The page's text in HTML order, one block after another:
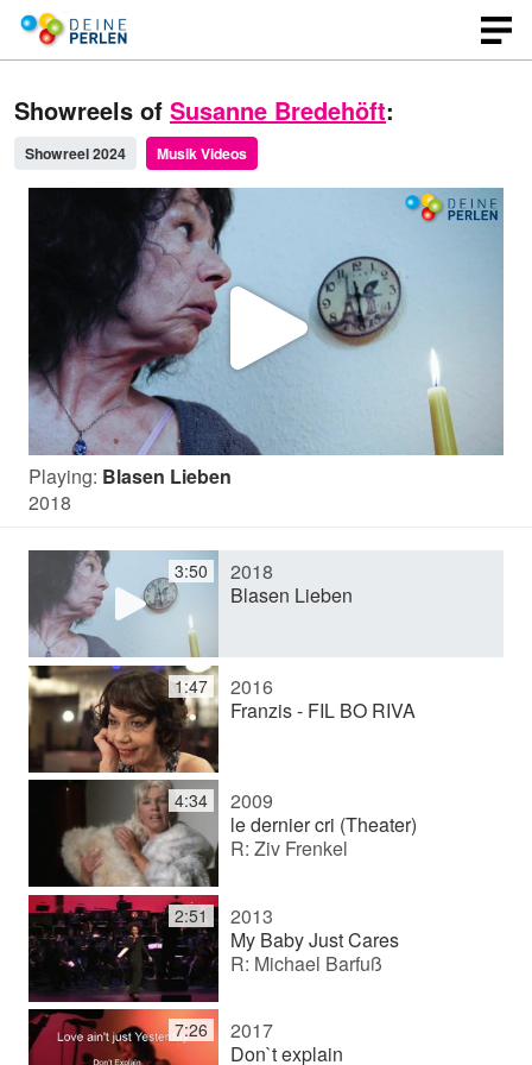
Showreels of Susanne Bredehöft:
Showreel 2024 Musik Videos
P
l
y
V
i
d
e
o
Playing: Blasen Lieben
2018
3:50
2018
Blasen Lieben
1:47
2016
Franzis - FIL BO RIVA
4:34
2009
le dernier cri (Theater)
R: Ziv Frenkel
2:51
2013
My Baby Just Cares
R: Michael Barfuß
7:26
2017
Don`t explain